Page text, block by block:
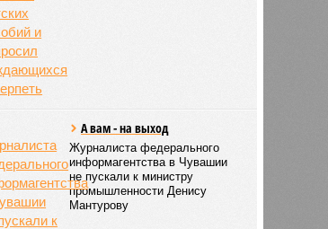
А вам - на выход
Журналиста федерального
информагентства в Чувашии
не пускали к министру
промышленности Денису
Мантурову